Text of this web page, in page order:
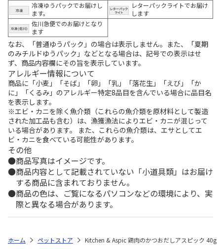
冷凍ゆうパックでお届けし
ます。
レターパックライトでお届け
します
佐川急便でのお届けとなり
ます
なお、「普通ゆうパック」の場合は表示しません。また、「夏期
のみチルドゆうパック」などとなる場合は、記号での表示はせ
ず、商品内容欄にその旨を表示しています。
アレルギー情報について
商品に「小麦」「そば」「卵」「乳」「落花生」「えび」「か
に」「くるみ」のアレルギー特定8品目を含んでいる場合に品目名
を表示します。
※エビ・カニを除く魚介類（これらの魚介類を原材料として製造
された加工品も含む）は、漁獲漁法によりエビ・カニが混じって
いる場合があります。 また、これらの魚介類は、エサとしてエ
ビ・カニを食べている可能性があります。
その他
商品写真はイメージです。
商品内容として記載されていない「小道具類」はお届け
する商品に含まれておりません。
商品の色は、ご覧になるパソコンなどの環境により、実
際と異なる場合があります。
ホーム ペットストア Kitchen & Aspic 鶏肉のかつおだしアスピック 40g